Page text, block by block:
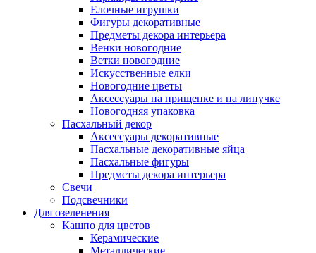
Елочные игрушки
Фигуры декоративные
Предметы декора интерьера
Венки новогодние
Ветки новогодние
Искусственные елки
Новогодние цветы
Аксессуары на прищепке и на липучке
Новогодняя упаковка
Пасхальный декор
Аксессуары декоративные
Пасхальные декоративные яйца
Пасхальные фигуры
Предметы декора интерьера
Свечи
Подсвечники
Для озеленения
Кашпо для цветов
Керамические
Металлические